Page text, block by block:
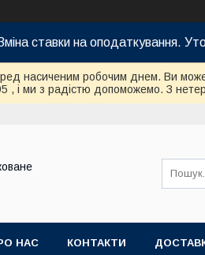
ставки на оподаткування.
насиченим робочим днем. Ви
, і ми з радістю допоможемо. З
НАС КОНТАКТИ